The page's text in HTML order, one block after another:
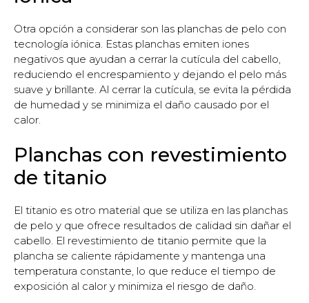
Otra opción a considerar son las planchas de pelo con
tecnología iónica. Estas planchas emiten iones
negativos que ayudan a cerrar la cutícula del cabello,
reduciendo el encrespamiento y dejando el pelo más
suave y brillante. Al cerrar la cutícula, se evita la pérdida
de humedad y se minimiza el daño causado por el
calor.
Planchas con revestimiento
de titanio
El titanio es otro material que se utiliza en las planchas
de pelo y que ofrece resultados de calidad sin dañar el
cabello. El revestimiento de titanio permite que la
plancha se caliente rápidamente y mantenga una
temperatura constante, lo que reduce el tiempo de
exposición al calor y minimiza el riesgo de daño.